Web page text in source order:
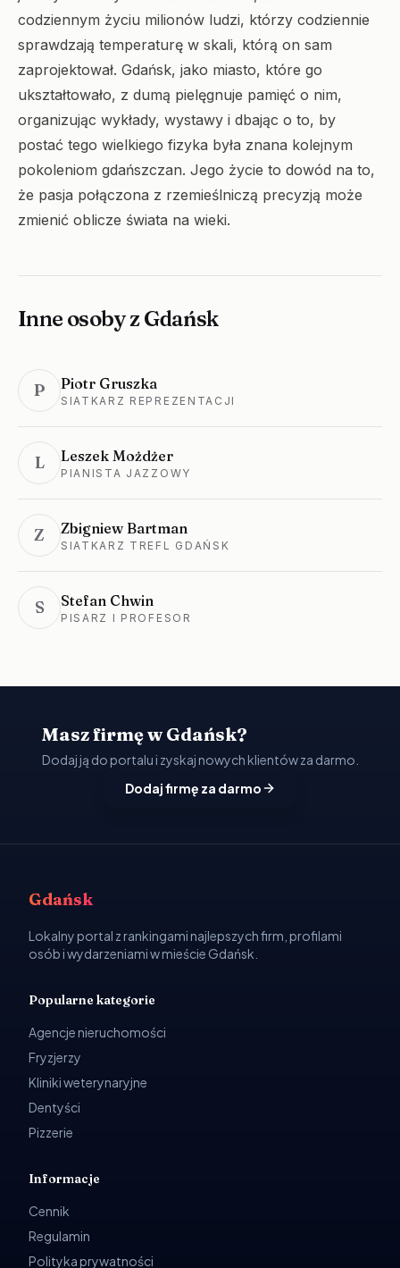
codziennym życiu milionów ludzi, którzy codziennie
sprawdzają temperaturę w skali, którą on sam
zaprojektował. Gdańsk, jako miasto, które go
ukształtowało, z dumą pielęgnuje pamięć o nim,
organizując wykłady, wystawy i dbając o to, by
postać tego wielkiego fizyka była znana kolejnym
pokoleniom gdańszczan. Jego życie to dowód na to,
że pasja połączona z rzemieślniczą precyzją może
zmienić oblicze świata na wieki.
Inne osoby z Gdańsk
P Piotr Gruszka
SIATKARZ REPREZENTACJI
L Leszek Możdżer
PIANISTA JAZZOWY
Z Zbigniew Bartman
SIATKARZ TREFL GDAŃSK
S Stefan Chwin
PISARZ I PROFESOR
Masz firmę w Gdańsk?
Dodaj ją do portalu i zyskaj nowych klientów za darmo.
Dodaj firmę za darmo
Gdańsk
Lokalny portal z rankingami najlepszych firm, profilami
osób i wydarzeniami w mieście Gdańsk.
Popularne kategorie
Agencje nieruchomości
Fryzjerzy
Kliniki weterynaryjne
Dentyści
Pizzerie
Informacje
Cennik
Regulamin
Polityka prywatności